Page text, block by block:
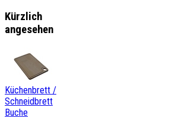
Kürzlich
angesehen
Küchenbrett /
Schneidbrett
Buche